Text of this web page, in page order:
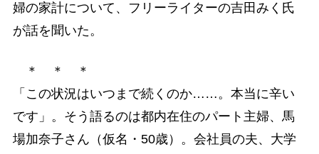
婦の家計について、フリーライターの吉田みく氏
が話を聞いた。
＊ ＊ ＊
「この状況はいつまで続くのか……。本当に辛い
です」。そう語るのは都内在住のパート主婦、馬
場加奈子さん（仮名・50歳）。会社員の夫、大学